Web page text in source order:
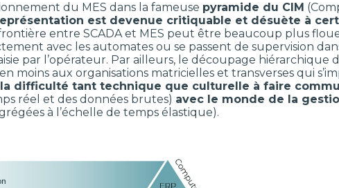
du MES dans la fameuse pyramide du CIM
est devenue critiquable et désuète à
entre SCADA et MES peut être beaucoup plus
avec les automates ou se passent de supervision
par l’opérateur. Par ailleurs, le découpage hiérarchique
moins aux organisations matricielles et transverses qui
la difficulté tant technique que culturelle à faire
réel et des données brutes) avec le monde de la
à l’échelle de temps élastique).